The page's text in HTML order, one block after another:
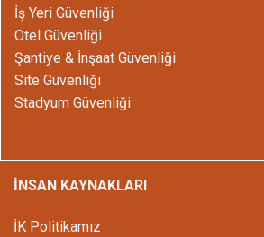
İş Yeri Güvenliği
Otel Güvenliği
Şantiye & İnşaat Güvenliği
Site Güvenliği
Stadyum Güvenliği
İNSAN KAYNAKLARI
İK Politikamız